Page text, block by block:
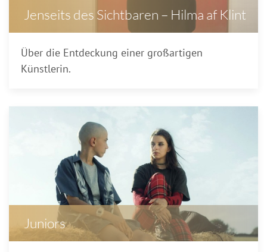
Jenseits des Sichtbaren – Hilma af Klint
Über die Entdeckung einer großartigen
Künstlerin.
Juniors